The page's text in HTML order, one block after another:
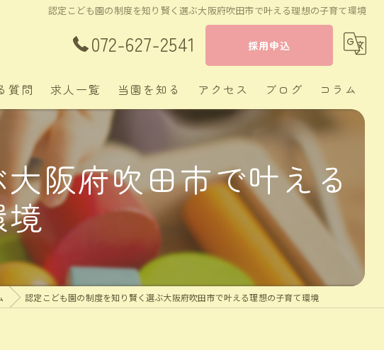
認定こども園の制度を知り賢く選ぶ大阪府吹田市で叶える理想の子育て環境
072-627-2541 採用申込
質問 求人一覧 当園を知る
正社員
週休二日制
アクセス ブログ コラム
阪府吹田市で叶える
境
認定こども園の制度を知り賢く選ぶ大阪府吹田市で叶える理想の子育て環境